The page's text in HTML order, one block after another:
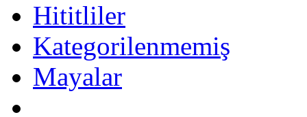
Hititliler
Kategorilenmemiş
Mayalar